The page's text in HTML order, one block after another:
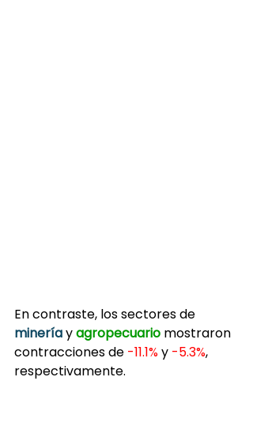
En contraste, los sectores de
mineríay agropecuario mostraron
contracciones de -11.1% y -5.3%,
respectivamente.